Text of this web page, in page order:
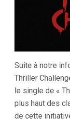
Suite à notre
Thriller
le single de «
plus haut des
de cette